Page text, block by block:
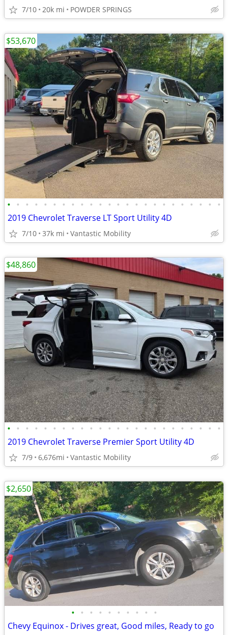
7/10 20k mi POWDER SPRINGS
• • • • • • • • • • • • • • • • • • • • • • • •
2019 Chevrolet Traverse LT Sport Utility 4D
7/10 37k mi Vantastic Mobility
$53,670
• • • • • • • • • • • • • • • • • • • • • • • •
2019 Chevrolet Traverse Premier Sport Utility 4D
7/9 6,676mi Vantastic Mobility
$48,860
• • • • • • • • • •
Chevy Equinox - Drives great, Good miles, Ready to go
$2,650